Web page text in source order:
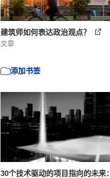
建筑师如何表达政治观点？
文章
添加书签
30个技术驱动的项目指向的未